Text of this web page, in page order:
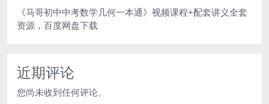
《马哥初中中考数学几何一本通》视频课程+配套讲义全套
资源，百度网盘下载
近期评论
您尚未收到任何评论。